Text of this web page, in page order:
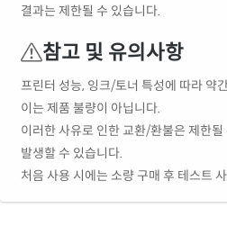
결과는 제한될 수 있습니다.
참고 및 유의사항
프린터 성능, 잉크/토너 특성에 따라 약
이는 제품 불량이 아닙니다.
이러한 사유로 인한 교환/환불은 제한
발생할 수 있습니다.
처음 사용 시에는 소량 구매 후 테스트